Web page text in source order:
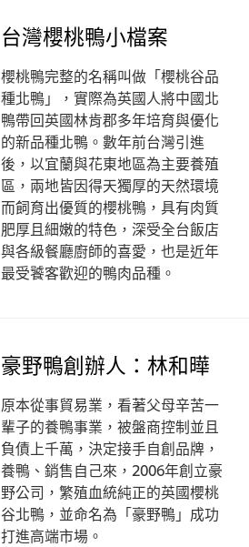
台灣櫻桃鴨小檔案
櫻桃鴨完整的名稱叫做「櫻桃谷品
種北鴨」，實際為英國人將中國北
鴨帶回英國林肯郡多年培育與優化
的新品種北鴨。數年前台灣引進
後，以宜蘭與花東地區為主要養殖
區，兩地皆因得天獨厚的天然環境
而飼育出優質的櫻桃鴨，具有肉質
肥厚且細嫩的特色，深受全台飯店
與各級餐廳廚師的喜愛，也是近年
最受饕客歡迎的鴨肉品種。
豪野鴨創辦人：林和曄
原本從事貿易業，看著父母辛苦一
輩子的養鴨事業，被盤商控制並且
負債上千萬，決定接手自創品牌，
養鴨、銷售自己來，2006年創立豪
野公司，繁殖血統純正的英國櫻桃
谷北鴨，並命名為「豪野鴨」成功
打進高端市場。